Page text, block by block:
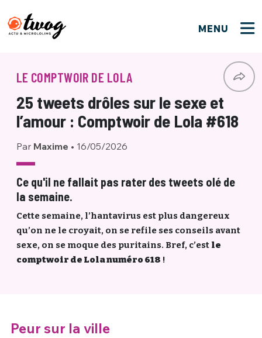
MENU
LE COMPTWOIR DE LOLA
25 tweets drôles sur le sexe et
l’amour : Comptwoir de Lola #618
Par Maxime • 16/05/2026
Ce qu'il ne fallait pas rater des tweets olé de
la semaine.
Cette semaine, l’hantavirus est plus dangereux
qu’on ne le croyait, on se refile ses conseils avant
sexe, on se moque des puritains. Bref, c’est le
comptwoir de Lola numéro 618 !
Peur sur la ville
PSEUDO*
EMAIL*
PASSWORD
JE M'INSCRIS
Connexion
PSEUDO
CONNEXION
VOTRE PARTICIPATION
Que souhaitez-vous proposer ?
Quelques tweets
C'EST PARTI
Ma propre sélection
M'INSCRIRE
ME CONNECTER
C'EST PARTI